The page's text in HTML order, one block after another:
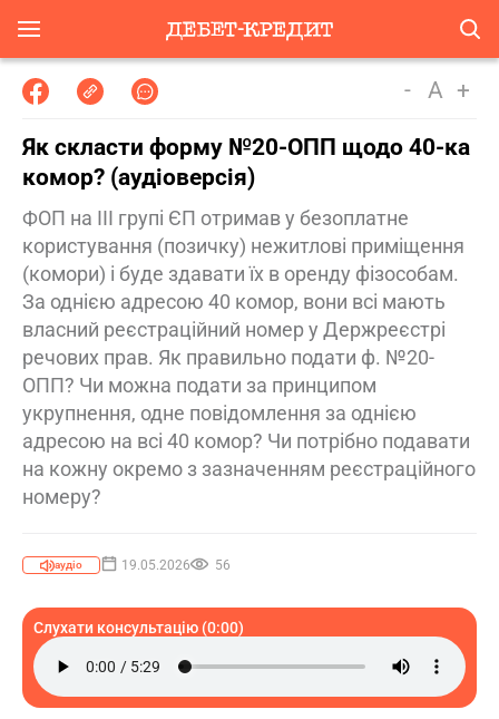
- A +
Як скласти форму №20-ОПП щодо 40-ка
комор? (аудіоверсія)
ФОП на ІІІ групі ЄП отримав у безоплатне
користування (позичку) нежитлові приміщення
(комори) і буде здавати їх в оренду фізособам.
За однією адресою 40 комор, вони всі мають
власний реєстраційний номер у Держреєстрі
речових прав. Як правильно подати ф. №20-
ОПП? Чи можна подати за принципом
укрупнення, одне повідомлення за однією
адресою на всі 40 комор? Чи потрібно подавати
на кожну окремо з зазначенням реєстраційного
номеру?
аудіо 19.05.2026 56
Слухати консультацію (0:00)